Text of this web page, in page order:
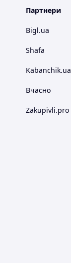
Партнери
Bigl.ua
Shafa
Kabanchik.ua
Вчасно
Zakupivli.pro